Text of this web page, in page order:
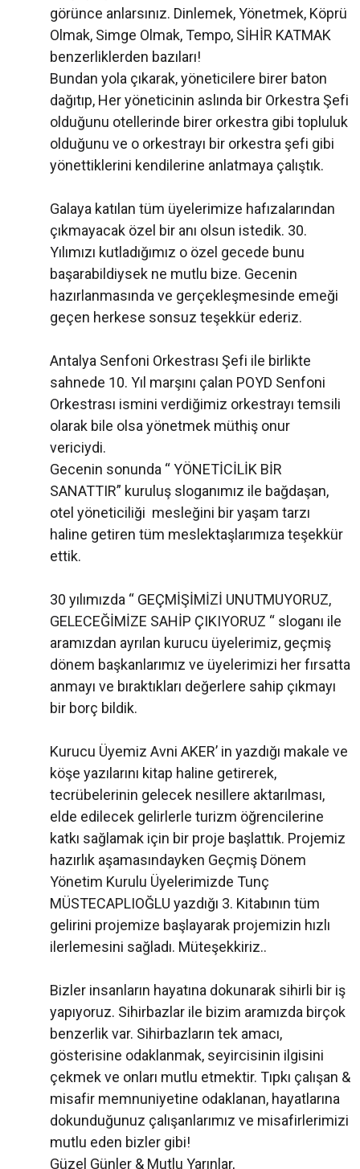
görünce anlarsınız. Dinlemek, Yönetmek, Köprü
Olmak, Simge Olmak, Tempo, SİHİR KATMAK
benzerliklerden bazıları!
Bundan yola çıkarak, yöneticilere birer baton
dağıtıp, Her yöneticinin aslında bir Orkestra Şefi
olduğunu otellerinde birer orkestra gibi topluluk
olduğunu ve o orkestrayı bir orkestra şefi gibi
yönettiklerini kendilerine anlatmaya çalıştık.
Galaya katılan tüm üyelerimize hafızalarından
çıkmayacak özel bir anı olsun istedik. 30.
Yılımızı kutladığımız o özel gecede bunu
başarabildiysek ne mutlu bize. Gecenin
hazırlanmasında ve gerçekleşmesinde emeği
geçen herkese sonsuz teşekkür ederiz.
Antalya Senfoni Orkestrası Şefi ile birlikte
sahnede 10. Yıl marşını çalan POYD Senfoni
Orkestrası ismini verdiğimiz orkestrayı temsili
olarak bile olsa yönetmek müthiş onur
vericiydi.
Gecenin sonunda “ YÖNETİCİLİK BİR
SANATTIR” kuruluş sloganımız ile bağdaşan,
otel yöneticiliği mesleğini bir yaşam tarzı
haline getiren tüm meslektaşlarımıza teşekkür
ettik.
30 yılımızda “ GEÇMİŞİMİZİ UNUTMUYORUZ,
GELECEĞİMİZE SAHİP ÇIKIYORUZ “ sloganı ile
aramızdan ayrılan kurucu üyelerimiz, geçmiş
dönem başkanlarımız ve üyelerimizi her fırsatta
anmayı ve bıraktıkları değerlere sahip çıkmayı
bir borç bildik.
Kurucu Üyemiz Avni AKER’ in yazdığı makale ve
köşe yazılarını kitap haline getirerek,
tecrübelerinin gelecek nesillere aktarılması,
elde edilecek gelirlerle turizm öğrencilerine
katkı sağlamak için bir proje başlattık. Projemiz
hazırlık aşamasındayken Geçmiş Dönem
Yönetim Kurulu Üyelerimizde Tunç
MÜSTECAPLIOĞLU yazdığı 3. Kitabının tüm
gelirini projemize başlayarak projemizin hızlı
ilerlemesini sağladı. Müteşekkiriz..
Bizler insanların hayatına dokunarak sihirli bir iş
yapıyoruz. Sihirbazlar ile bizim aramızda birçok
benzerlik var. Sihirbazların tek amacı,
gösterisine odaklanmak, seyircisinin ilgisini
çekmek ve onları mutlu etmektir. Tıpkı çalışan &
misafir memnuniyetine odaklanan, hayatlarına
dokunduğunuz çalışanlarımız ve misafirlerimizi
mutlu eden bizler gibi!
Güzel Günler & Mutlu Yarınlar,